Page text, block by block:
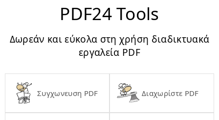
PDF24 Tools
Δωρεάν και εύκολα στη χρήση διαδικτυακά
εργαλεία PDF
Συγχωνευση PDF Διαχωρίστε PDF